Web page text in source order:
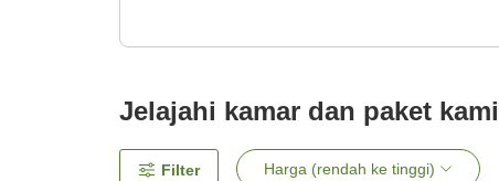
Jelajahi kamar dan paket kami
Filter Harga (rendah ke tinggi)